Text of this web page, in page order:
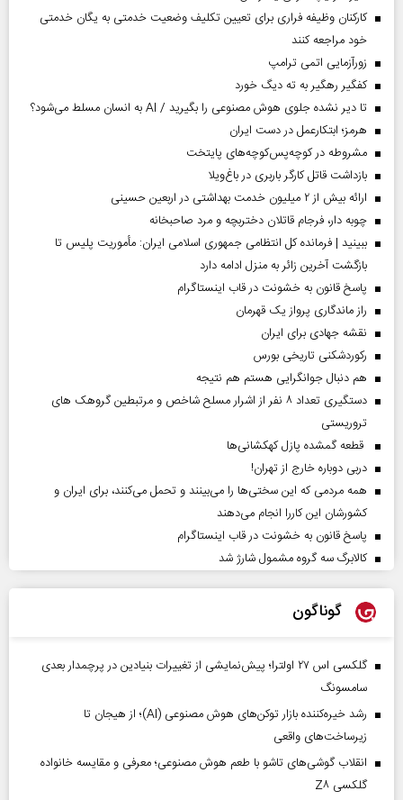
کارکنان وظیفه فراری برای تعیین تکلیف وضعیت خدمتی به یگان خدمتی
خود مراجعه کنند
زورآزمایی اتمی ترامپ
کفگیر رهگیر به ته دیگ خورد
تا دیر نشده جلوی هوش مصنوعی را بگیرید / AI به انسان مسلط می‌شود؟
هرمز؛ ابتکارعمل در دست ایران
مشروطه در کوچه‌پس‌کوچه‌های پایتخت
بازداشت قاتل کارگر باربری در باغ‌ویلا
ارائه بیش از ۲ میلیون خدمت بهداشتی در اربعین حسینی
چوبه دار، فرجام قاتلان دختربچه و مرد صاحبخانه
ببینید | فرمانده کل انتظامی جمهوری اسلامی ایران­: مأموریت پلیس تا
بازگشت آخرین زائر به منزل ادامه دارد
پاسخ قانون به خشونت در قاب اینستاگرام
راز ماندگاری پرواز یک قهرمان
نقشه جهادی برای ایران
رکوردشکنی تاریخی بورس
هم دنبال جوانگرایی هستم هم نتیجه
دستگیری تعداد ۸ نفر از اشرار مسلح شاخص و مرتبطین گروهک های
تروریستی
قطعه گمشده پازل کهکشانی‌ها
دربی دوباره خارج از تهران!
همه مردمی که این سختی‌ها را می‌بینند و تحمل می‌کنند، برای ایران و
کشورشان این کاررا انجام می‌دهند
پاسخ قانون به خشونت در قاب اینستاگرام
کالابرگ سه گروه مشمول شارژ شد
گوناگون
گلکسی اس ۲۷ اولترا؛ پیش‌نمایشی از تغییرات بنیادین در پرچمدار بعدی
سامسونگ
رشد خیره‌کننده بازار توکن‌های هوش مصنوعی (AI)؛ از هیجان تا
زیرساخت‌های واقعی
انقلاب گوشی‌های تاشو‌ با طعم هوش مصنوعی؛ معرفی و مقایسه خانواده
گلکسی Z۸